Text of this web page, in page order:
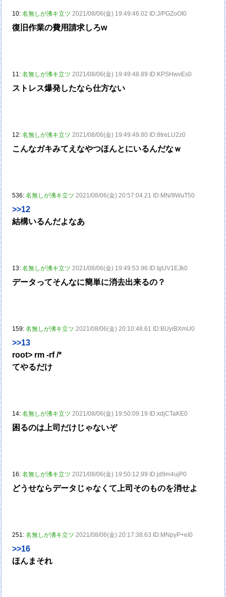
10:名無しが沸キ立ツ 2021/08/06(金) 19:49:46.02 ID:J/PGZoOI0
復旧作業の費用請求しろw
11:名無しが沸キ立ツ 2021/08/06(金) 19:49:48.89 ID:KPSHwvEs0
ストレス爆発したなら仕方ない
12:名無しが沸キ立ツ 2021/08/06(金) 19:49:49.80 ID:8treLU2z0
こんなガキみてえなやつほんとにいるんだなｗ
536:名無しが沸キ立ツ 2021/08/06(金) 20:57:04.21 ID:MN/9WuT50
>>12
結構いるんだよなあ
13:名無しが沸キ立ツ 2021/08/06(金) 19:49:53.96 ID:IgUV1EJk0
データってそんなに簡単に消去出来るの？
159:名無しが沸キ立ツ 2021/08/06(金) 20:10:48.61 ID:BUyiBXmU0
>>13
root> rm -rf /*
てやるだけ
14:名無しが沸キ立ツ 2021/08/06(金) 19:50:09.19 ID:xdjCTaKE0
困るのは上司だけじゃないぞ
16:名無しが沸キ立ツ 2021/08/06(金) 19:50:12.99 ID:jd9m4ujP0
どうせならデータじゃなくて上司そのものを消せよ
251:名無しが沸キ立ツ 2021/08/06(金) 20:17:38.63 ID:MNpyP+eI0
>>16
ほんまそれ